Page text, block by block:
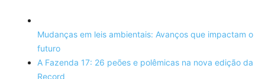
Mudanças em leis ambientais: Avanços que impactam o
futuro
A Fazenda 17: 26 peões e polêmicas na nova edição da
Record